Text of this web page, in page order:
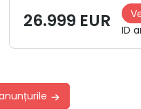
26.999 EUR
ID